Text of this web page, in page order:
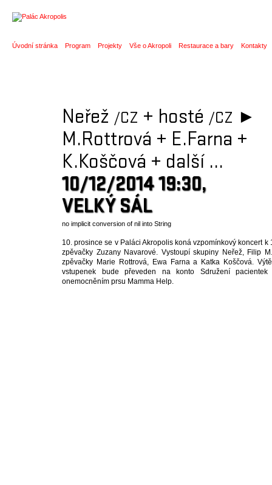
Úvodní stránka Program Projekty Vše o Akropoli Restaurace a bary Kontakty
Neřež /CZ + hosté /CZ ►
M.Rottrová + E.Farna +
K.Koščová + další ...
10/12/2014 19:30,
VELKÝ SÁL
no implicit conversion of nil into String
10. prosince se v Paláci Akropolis koná vzpomínkový koncert k
zpěvačky Zuzany Navarové. Vystoupí skupiny Neřež, Filip
zpěvačky Marie Rottrová, Ewa Farna a Katka Koščová.
vstupenek bude převeden na konto Sdružení pacientek
onemocněním prsu Mamma Help.